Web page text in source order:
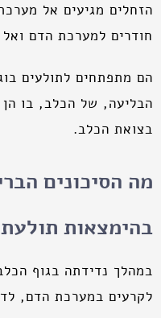
הזחלים מגיעים אל
חודרים למערכת הדם
הם מתפתחים לתולעים
הבליעה, של הכלב, בו הן
בצואת הכלב.
מה הסיכונים
בהימצאות
במהלך נדידתה בגוף
לקרעים במערכת הדם,